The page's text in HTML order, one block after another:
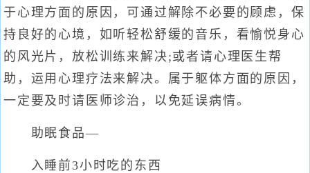
于心理方面的原因，可通过解除不必要的顾虑，保
持良好的心境，如听轻松舒缓的音乐，看愉悦身心
的风光片，放松训练来解决;或者请心理医生帮
助，运用心理疗法来解决。属于躯体方面的原因，
一定要及时请医师诊治，以免延误病情。
助眠食品—
入睡前3小时吃的东西